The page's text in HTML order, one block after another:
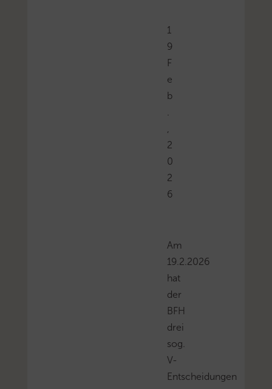
1
9
F
e
b
.
,
2
0
2
6
Am
19.2.2026
hat
der
BFH
drei
sog.
V-
Entscheidungen